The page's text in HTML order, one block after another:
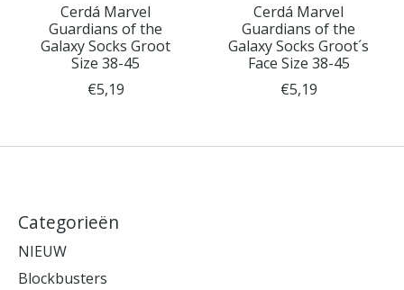
Cerdá Marvel
Guardians of the
Galaxy Socks Groot
Size 38-45
€5,19
Cerdá Marvel
Guardians of the
Galaxy Socks Groot´s
Face Size 38-45
€5,19
Categorieën
NIEUW
Blockbusters